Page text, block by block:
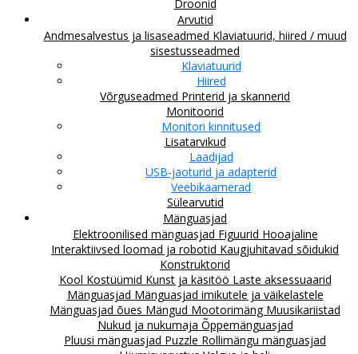
Droonid
Arvutid
Andmesalvestus ja lisaseadmed Klaviatuurid, hiired / muud
sisestusseadmed
Klaviatuurid
Hiired
Võrguseadmed Printerid ja skannerid
Monitoorid
Monitori kinnitused
Lisatarvikud
Laadijad
USB-jaoturid ja adapterid
Veebikaamerad
Sülearvutid
Mänguasjad
Elektroonilised mänguasjad Figuurid Hooajaline
Interaktiivsed loomad ja robotid Kaugjuhitavad sõidukid
Konstruktorid
Kool Kostüümid Kunst ja käsitöö Laste aksessuaarid
Mänguasjad Mänguasjad imikutele ja väikelastele
Mänguasjad õues Mängud Mootorimäng Muusikariistad
Nukud ja nukumaja Õppemänguasjad
Pluusi mänguasjad Puzzle Rollimängu mänguasjad